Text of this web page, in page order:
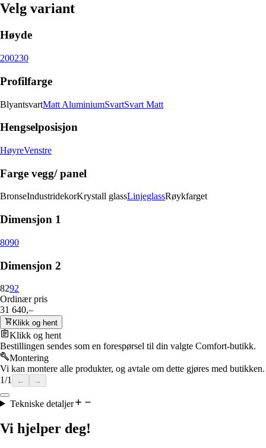
Velg variant
Høyde
200230
Profilfarge
BlyantsvartMatt AluminiumSvartSvart Matt
Hengselposisjon
HøyreVenstre
Farge vegg/ panel
BronseIndustridekorKrystall glassLinjeglassRøykfarget
Dimensjon 1
8090
Dimensjon 2
8292
Ordinær pris
31 640,–
Klikk og hent
Klikk og hent
Bestillingen sendes som en forespørsel til din valgte Comfort-butikk.
Montering
Vi kan montere alle produkter, og avtale om dette gjøres med butikken.
1/1 ← →
Tekniske detaljer
Vi hjelper deg!